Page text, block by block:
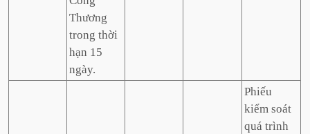
Thương
trong thời
hạn 15
ngày.
Phiếu
kiểm soát
quá trình